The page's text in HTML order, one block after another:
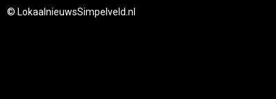
© LokaalnieuwsSimpelveld.nl